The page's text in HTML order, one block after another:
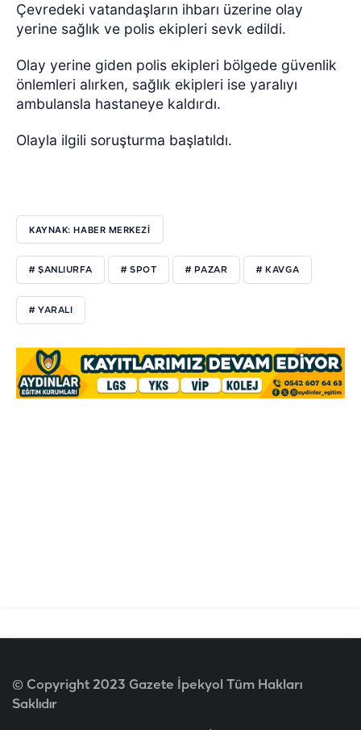
Çevredeki vatandaşların ihbarı üzerine olay
yerine sağlık ve polis ekipleri sevk edildi.
Olay yerine giden polis ekipleri bölgede güvenlik
önlemleri alırken, sağlık ekipleri ise yaralıyı
ambulansla hastaneye kaldırdı.
Olayla ilgili soruşturma başlatıldı.
KAYNAK: HABER MERKEZİ
# ŞANLIURFA # SPOT # PAZAR # KAVGA
# YARALI
© Copyright 2023 Gazete İpekyol Tüm Hakları
Saklıdır